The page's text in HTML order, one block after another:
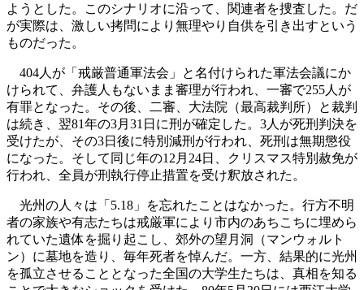
ようとした。このシナリオに沿って、関連者を捜査した。だ
が実際は、激しい拷問により無理やり自供を引き出すという
ものだった。
404人が「戒厳普通軍法会」と名付けられた軍法会議にか
けられて、弁護人もないまま審理が行われ、一審で255人が
有罪となった。その後、二審、大法院（最高裁判所）と裁判
は続き、翌81年の3月31日に刑が確定した。3人が死刑判決を
受けたが、その3日後に特別減刑が行われ、死刑は無期懲役
になった。そして同じ年の12月24日、クリスマス特別赦免が
行われ、全員が刑執行停止措置を受け釈放された。
光州の人々は「5.18」を忘れたことはなかった。行方不明
者の家族や有志たちは戒厳軍により市内のあちこちに埋めら
れていた遺体を掘り起こし、郊外の望月洞（マンウォルト
ン）に墓地を造り、毎年死者を悼んだ。一方、結果的に光州
を孤立させることとなった全国の大学生たちは、真相を知る